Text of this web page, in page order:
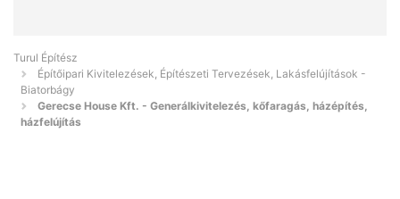
Turul Építész
Építőipari Kivitelezések, Építészeti Tervezések, Lakásfelújítások -
Biatorbágy
Gerecse House Kft. - Generálkivitelezés, kőfaragás, házépítés,
házfelújítás